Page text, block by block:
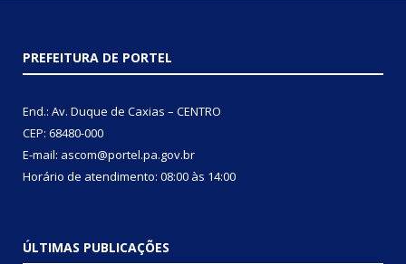
PREFEITURA DE PORTEL
End.: Av. Duque de Caxias – CENTRO
CEP: 68480-000
E-mail: ascom@portel.pa.gov.br
Horário de atendimento: 08:00 às 14:00
ÚLTIMAS PUBLICAÇÕES